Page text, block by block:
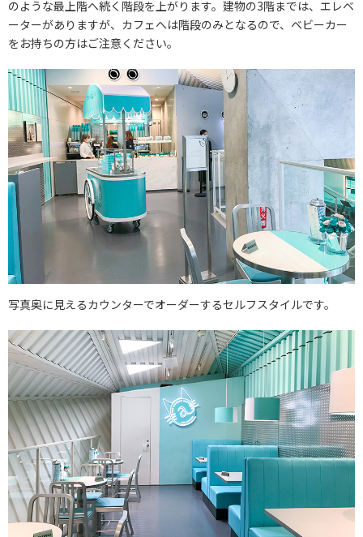
のような最上階へ続く階段を上がります。建物の3階までは、エレベ
ーターがありますが、カフェへは階段のみとなるので、ベビーカー
をお持ちの方はご注意ください。
写真奥に見えるカウンターでオーダーするセルフスタイルです。